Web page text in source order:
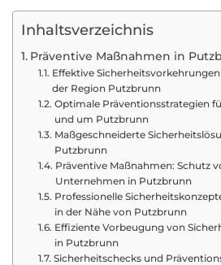
Inhaltsverzeichnis
Präventive Maßnahmen in
Effektive
der Region Putzbrunn
Optimale Präventionsstrategien
und um Putzbrunn
Maßgeschneiderte
Putzbrunn
Präventive Maßnahmen: Schutz
Unternehmen in Putzbrunn
Professionelle
in der Nähe von Putzbrunn
Effiziente Vorbeugung von
in Putzbrunn
Sicherheitschecks und